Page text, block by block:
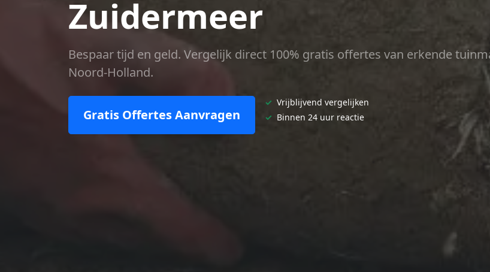
Zuidermeer
Bespaar tijd en geld. Vergelijk direct 100% gratis offertes van erkende
Noord-Holland.
Gratis Offertes Aanvragen
✓ Vrijblijvend vergelijken
✓ Binnen 24 uur reactie